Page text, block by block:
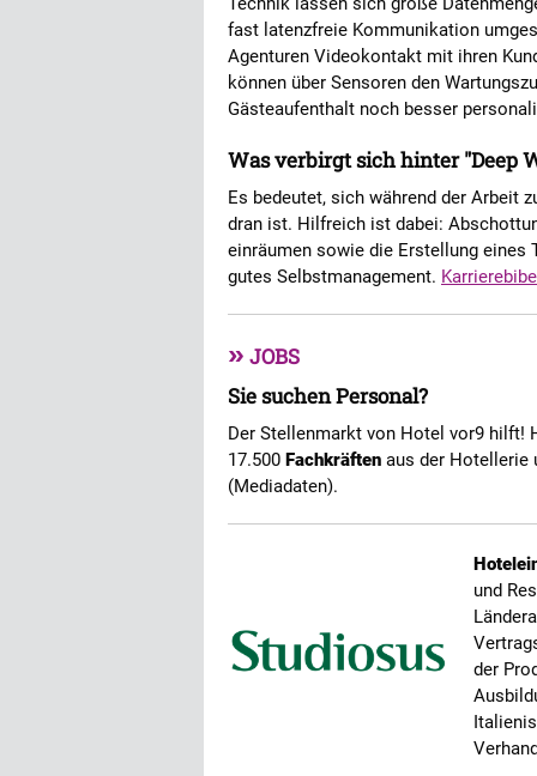
fast latenzfreie Kommunikation
Agenturen Videokontakt mit ihren
können über Sensoren den
Gästeaufenthalt noch besser
Was verbirgt sich hinter "Deep
Es bedeutet, sich während der Arbeit
dran ist. Hilfreich ist dabei:
einräumen sowie die Erstellung eines
gutes Selbstmanagement.
» JOBS
Sie suchen Personal?
Der Stellenmarkt von Hotel vor9 hilft!
17.500 Fachkräften aus der Hotellerie
(Mediadaten).
und
der